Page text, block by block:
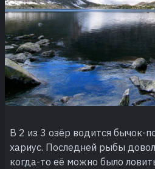
В 2 из 3 озёр водится бычок-
хариус. Последней рыбы
когда-то её можно было